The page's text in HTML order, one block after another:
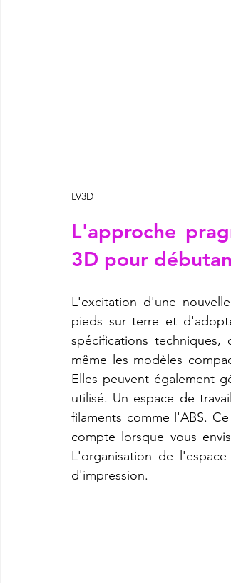
LV3D
L'approche
3D pour
L'excitation d'une
pieds sur terre et
spécifications
même les modèles
Elles peuvent également
utilisé. Un espace de
filaments comme l'ABS.
compte lorsque vous
L'organisation de
d'impression.